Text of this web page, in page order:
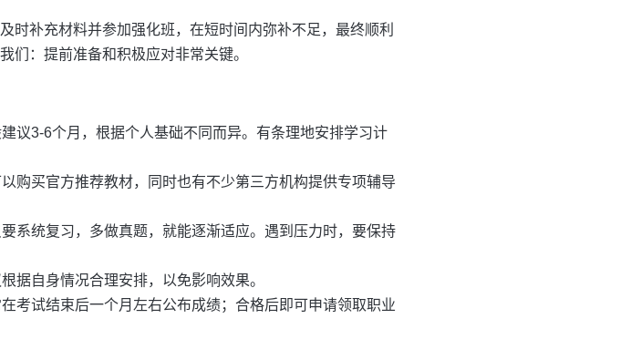
时补充材料并参加强化班，在短时间内弥补不足，最终顺利
们：提前准备和积极应对非常关键。
议3-6个月，根据个人基础不同而异。有条理地安排学习计
购买官方推荐教材，同时也有不少第三方机构提供专项辅导
系统复习，多做真题，就能逐渐适应。遇到压力时，要保持
据自身情况合理安排，以免影响效果。
考试结束后一个月左右公布成绩；合格后即可申请领取职业